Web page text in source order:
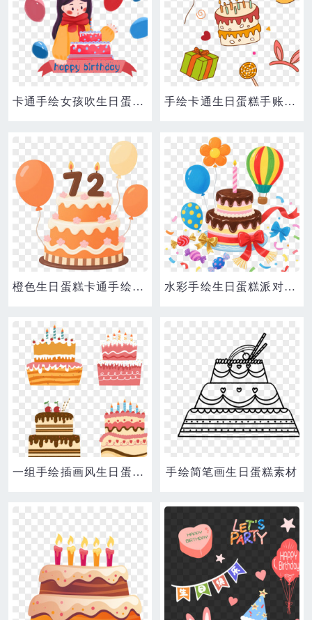
卡通手绘女孩吹生日蛋糕免抠元素 手绘卡通生日蛋糕手账装饰贴纸元素
橙色生日蛋糕卡通手绘元素 水彩手绘生日蛋糕派对元素
一组手绘插画风生日蛋糕合集素材 手绘简笔画生日蛋糕素材